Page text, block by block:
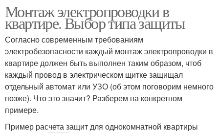
Монтаж электропроводки в
квартире. Выбор типа защиты
Согласно современным требованиям
электробезопасности каждый монтаж электропроводки в
квартире должен быть выполнен таким образом, чтоб
каждый провод в электрическом щитке защищал
отдельный автомат или УЗО (об этом поговорим немного
позже). Что это значит? Разберем на конкретном
примере.
Пример расчета защит для однокомнатной квартиры